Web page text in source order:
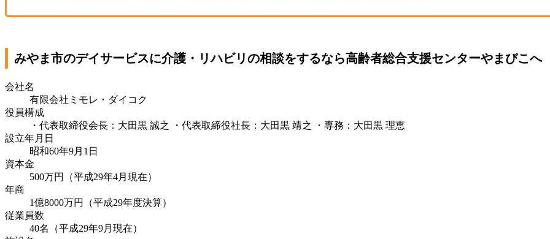
みやま市のデイサービスに介護・リハビリの相談をするなら高齢者総合支援センターやまびこへ
会社名
有限会社ミモレ・ダイコク
役員構成
・代表取締役会長：大田黒 誠之 ・代表取締役社長：大田黒 靖之 ・専務：大田黒 理恵
設立年月日
昭和60年9月1日
資本金
500万円（平成29年4月現在）
年商
1億8000万円（平成29年度決算）
従業員数
40名（平成29年9月現在）